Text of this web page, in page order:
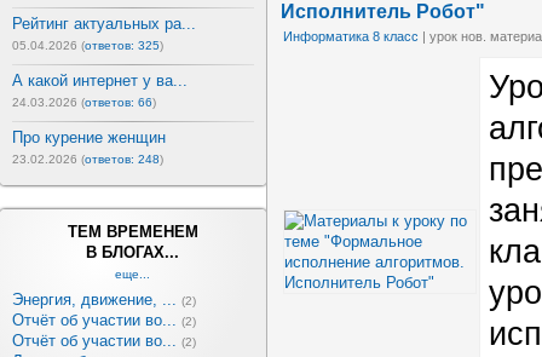
Рейтинг актуальных ра...
05.04.2026 (ответов: 325)
А какой интернет у ва...
24.03.2026 (ответов: 66)
Про курение женщин
23.02.2026 (ответов: 248)
ТЕМ ВРЕМЕНЕМ
В БЛОГАХ...
еще...
Энергия, движение, ... (2)
Отчёт об участии во... (2)
Отчёт об участии во... (2)
Исполнитель Робот"
Информатика 8 класс | урок нов.